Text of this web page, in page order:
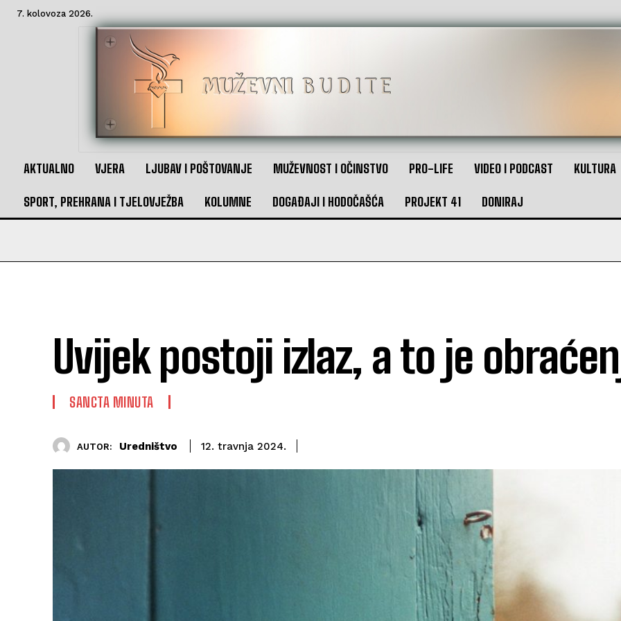
7. kolovoza 2026.
AKTUALNO VJERA LJUBAV I POŠTOVANJE MUŽEVNOST I OČINSTVO PRO-LIFE VIDEO I PODCAST KULTURA
SPORT, PREHRANA I TJELOVJEŽBA KOLUMNE DOGAĐAJI I HODOČAŠĆA PROJEKT 41 DONIRAJ
Uvijek postoji izlaz, a to je
SANCTA MINUTA
AUTOR: Uredništvo 12. travnja 2024.